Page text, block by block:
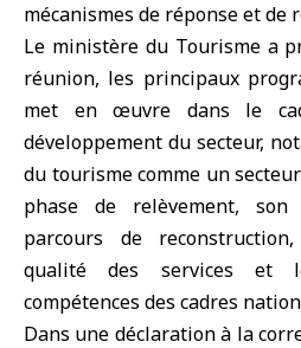
mécanismes de réponse et de
Le ministère du Tourisme a
réunion, les principaux
met en œuvre dans le
développement du secteur,
du tourisme comme un
phase de relèvement,
parcours de
qualité des services et
compétences des cadres
Dans une déclaration à la